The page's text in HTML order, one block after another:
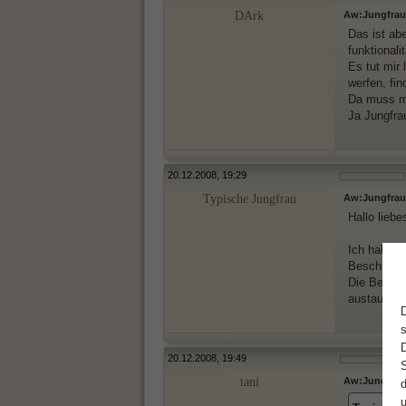
DArk
Das ist
Es tut mir
werfen,
Da muss
Ja
20.12.2008, 19:29
Typische Jungfrau
Hallo
Ich habe
Die
20.12.2008, 19:49
tani